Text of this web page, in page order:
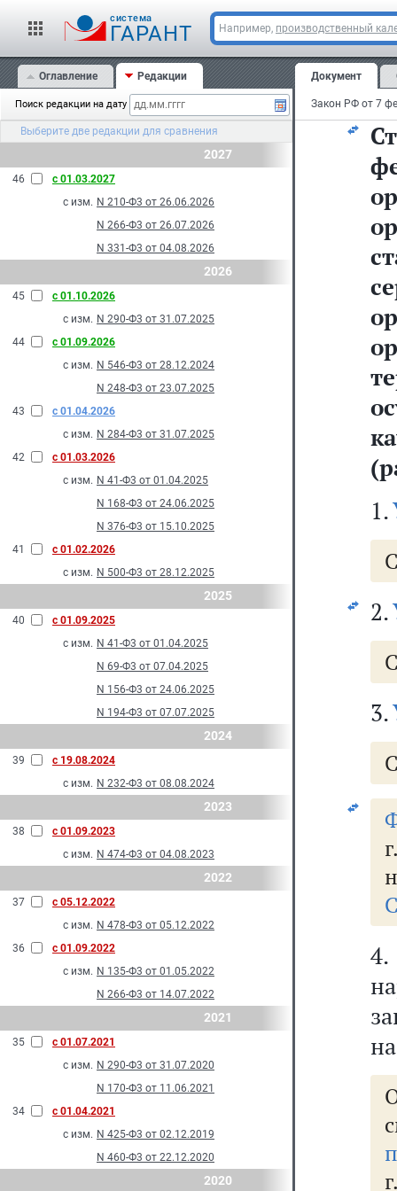
cистема
ГАРАНТ Например, производственный
Оглавление Редакции
Поиск редакции на дату
Выберите две редакции для сравнения
2027
46
с 01.03.2027
с изм. N 210-Ф3 от 26.06.2026
N 266-Ф3 от 26.07.2026
N 331-Ф3 от 04.08.2026
2026
45
с 01.10.2026
с изм. N 290-Ф3 от 31.07.2025
44
с 01.09.2026
с изм. N 546-Ф3 от 28.12.2024
N 248-Ф3 от 23.07.2025
43
с 01.04.2026
с изм. N 284-Ф3 от 31.07.2025
42
с 01.03.2026
с изм. N 41-Ф3 от 01.04.2025
N 168-Ф3 от 24.06.2025
N 376-Ф3 от 15.10.2025
41
с 01.02.2026
с изм. N 500-Ф3 от 28.12.2025
2025
40
с 01.09.2025
с изм. N 41-Ф3 от 01.04.2025
N 69-Ф3 от 07.04.2025
N 156-Ф3 от 24.06.2025
N 194-Ф3 от 07.07.2025
2024
39
с 19.08.2024
с изм. N 232-Ф3 от 08.08.2024
2023
38
с 01.09.2023
с изм. N 474-Ф3 от 04.08.2023
2022
37
с 05.12.2022
с изм. N 478-Ф3 от 05.12.2022
36
с 01.09.2022
с изм. N 135-Ф3 от 01.05.2022
N 266-Ф3 от 14.07.2022
2021
35
с 01.07.2021
с изм. N 290-Ф3 от 31.07.2020
N 170-Ф3 от 11.06.2021
34
с 01.04.2021
с изм. N 425-Ф3 от 02.12.2019
N 460-Ф3 от 22.12.2020
2020
Документ
1.
2.
3.